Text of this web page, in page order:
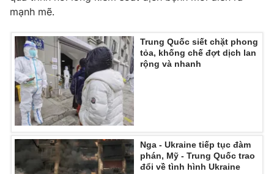
Theo dõi báo trên
Cơ quan chủ quản:Đài Truyền hình Việt Nam
Cơ quan báo chí:Thời báo VTV
Giấy phép hoạt động báo in và báo điện tử số 483/GP-BTTTT
cấp ngày 29/12/2023
Tổng Biên tập:Vũ Thanh Thủy
Phó Tổng Biên tập:Nguyễn Thị Mỹ Hạnh, Phạm Quốc Thắng,
Nguyễn Trọng Ninh
Tổng đài VTV: 024.38 355 931 - 024.38 355 932
mạnh mẽ.
Trung Quốc siết chặt phong
tỏa, khống chế đợt dịch lan
rộng và nhanh
Nga - Ukraine tiếp tục đàm
phán, Mỹ - Trung Quốc trao
đổi về tình hình Ukraine